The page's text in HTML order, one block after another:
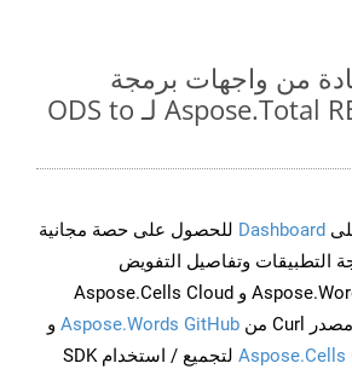
من واجهات برمجة
التطبيقات Aspose.Total REST لـ ODS to
Dashboard للحصول على حصة مجانية
التطبيقات وتفاصيل التفويض
احصل على Aspose.Words و Aspose.Cells Cloud
Aspose.Words GitHub و
Aspose.Cells
repos لتجميع / استخدام SDK